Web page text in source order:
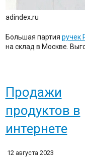
adindex.ru
Большая партия ручек
на склад в Москве.
Продажи
продуктов в
интернете
12 августа 2023